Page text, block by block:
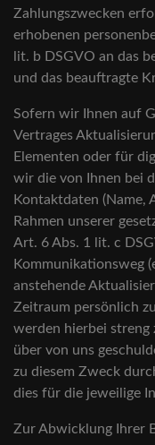
Zahlungszwecken
erhobenen
lit. b DSGVO an das
und das beauftragte
Sofern wir Ihnen auf
Vertrages
Elementen oder für
wir die von Ihnen bei
Kontaktdaten (Name,
Rahmen unserer
Art. 6 Abs. 1 lit. c
Kommunikationsweg
anstehende
Zeitraum persönlich
werden hierbei
über von uns
zu diesem Zweck
dies für die jeweilige
Zur Abwicklung Ihrer